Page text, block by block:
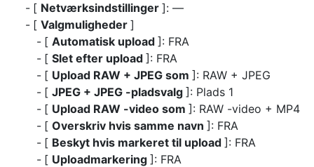
[ Netværksindstillinger ]: —
[ Valgmuligheder ]
[ Automatisk upload ]: FRA
[ Slet efter upload ]: FRA
[ Upload RAW + JPEG som ]: RAW + JPEG
[ JPEG + JPEG -pladsvalg ]: Plads 1
[ Upload RAW -video som ]: RAW -video + MP4
[ Overskriv hvis samme navn ]: FRA
[ Beskyt hvis markeret til upload ]: FRA
[ Uploadmarkering ]: FRA